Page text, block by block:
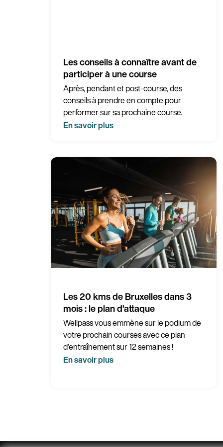
Les conseils à connaître avant de
participer à une course
Après, pendant et post-course, des
conseils à prendre en compte pour
performer sur sa prochaine course.
En savoir plus
Les 20 kms de Bruxelles dans 3
mois : le plan d’attaque
Wellpass vous emmène sur le podium de
votre prochain courses avec ce plan
d’entraînement sur 12 semaines !
En savoir plus